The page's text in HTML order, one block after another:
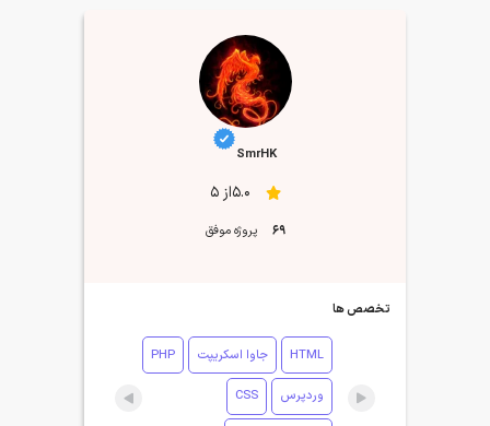
SmrHK
5.0از 5
69 پروژه موفق
تخصص ها
HTML جاوا اسکریپت PHP
وردپرس CSS